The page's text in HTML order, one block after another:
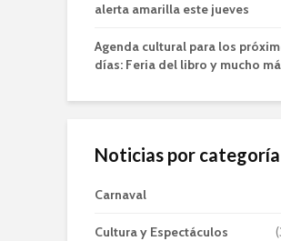
alerta amarilla este jueves
Agenda cultural para los
días: Feria del libro y mucho
Noticias por categoría
Carnaval
Cultura y Espectáculos